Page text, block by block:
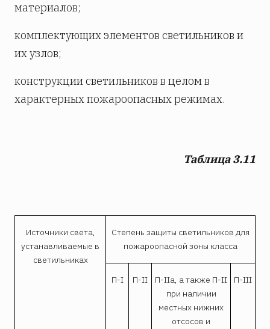
материалов;
комплектующих элементов светильников и
их узлов;
конструкции светильников в целом в
характерных пожароопасных режимах.
Таблица 3.11
Источники света,
устанавливаемые в
светильниках
Степень защиты светильников для
пожароопасной зоны класса
П-I П-II
П-IIa, а также П-II
при наличии
местных нижних
отсосов и
П-III